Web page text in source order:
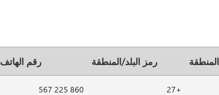
المنطقة رمز البلد/المنطقة رقم الهاتف
+27
860 225 567